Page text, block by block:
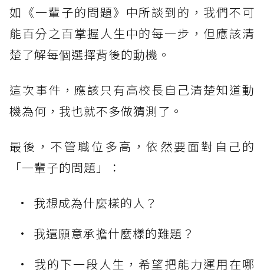
如《一輩子的問題》中所談到的，我們不可
能百分之百掌握人生中的每一步，但應該清
楚了解每個選擇背後的動機。
這次事件，應該只有高校長自己清楚知道動
機為何，我也就不多做猜測了。
最後，不管職位多高，依然要面對自己的
「一輩子的問題」：
我想成為什麼樣的人？
我還願意承擔什麼樣的難題？
我的下一段人生，希望把能力運用在哪